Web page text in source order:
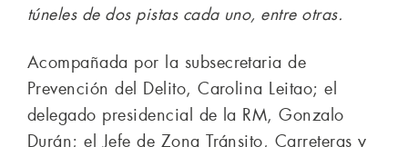
túneles de dos pistas cada uno, entre otras.
Acompañada por la subsecretaria de
Prevención del Delito, Carolina Leitao; el
delegado presidencial de la RM, Gonzalo
Durán; el Jefe de Zona Tránsito, Carreteras y